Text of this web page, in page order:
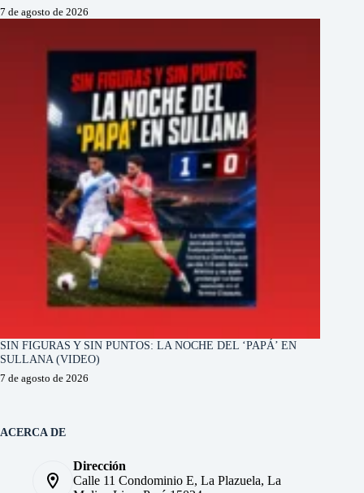
7 de agosto de 2026
SIN FIGURAS Y SIN PUNTOS: LA NOCHE DEL ‘PAPÁ’ EN
SULLANA (VIDEO)
7 de agosto de 2026
ACERCA DE
Dirección
Calle 11 Condominio E, La Plazuela, La